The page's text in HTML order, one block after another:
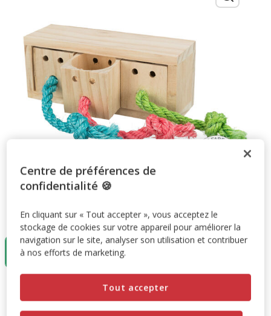
Taille:15x55x6cm
15x55x6cm
11.49€
Centre de préférences de
confidentialité 🍪
En cliquant sur « Tout accepter », vous acceptez le
stockage de cookies sur votre appareil pour améliorer la
navigation sur le site, analyser son utilisation et contribuer
à nos efforts de marketing.
Tout accepter